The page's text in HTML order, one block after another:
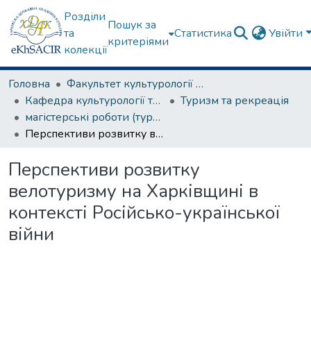
Розділи
та
колекції
Пошук за
критеріями
Статистика Увійти
Головна
Факультет культурології та соціальних комунікацій
Кафедра культурології та музеєзнавства
Туризм та рекреація
магістерські роботи (туризм та рекреація)
Перспективи розвитку велотуризму на Харківщині в контексті Російсько-української війни
Перспективи розвитку
велотуризму на Харківщині в
контексті Російсько-української
війни